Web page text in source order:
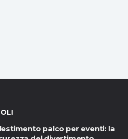
palco per eventi: la